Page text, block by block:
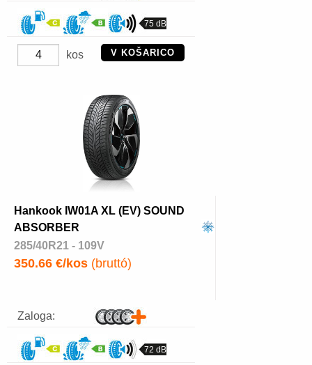
75 dB
kos V KOŠARICO
Hankook IW01A XL (EV) SOUND
ABSORBER
285/40R21 - 109V
350.66 €/kos (bruttó)
Zaloga:
72 dB